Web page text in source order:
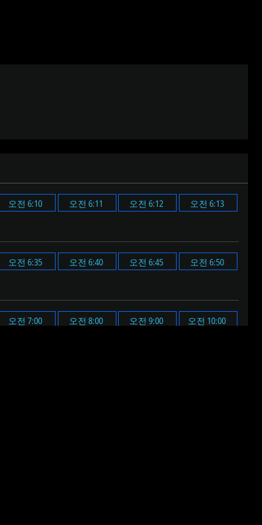
오전 6:10 오전 6:11 오전 6:12 오전 6:13
오전 6:35 오전 6:40 오전 6:45 오전 6:50
오전 7:00 오전 8:00 오전 9:00 오전 10:00